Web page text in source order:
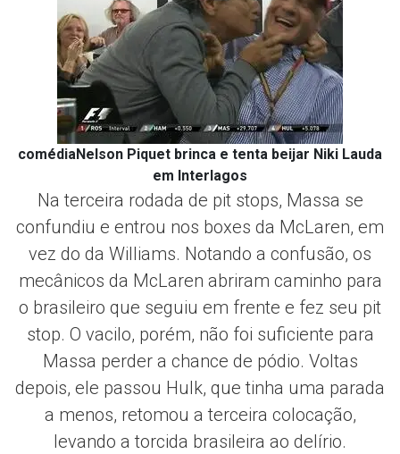
comédiaNelson Piquet brinca e tenta beijar Niki Lauda
em Interlagos
Na terceira rodada de pit stops, Massa se
confundiu e entrou nos boxes da McLaren, em
vez do da Williams. Notando a confusão, os
mecânicos da McLaren abriram caminho para
o brasileiro que seguiu em frente e fez seu pit
stop. O vacilo, porém, não foi suficiente para
Massa perder a chance de pódio. Voltas
depois, ele passou Hulk, que tinha uma parada
a menos, retomou a terceira colocação,
levando a torcida brasileira ao delírio.